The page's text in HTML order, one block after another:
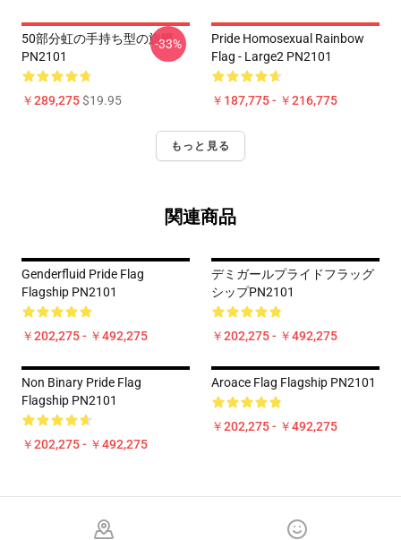
50部分虹の手持ち型の旗艦
PN2101
￥289,275$19.95
-33%
Pride Homosexual Rainbow
Flag - Large2 PN2101
￥187,775 - ￥216,775
もっと見る
関連商品
Genderfluid Pride Flag
Flagship PN2101
￥202,275 - ￥492,275
デミガールプライドフラッグ
シップPN2101
￥202,275 - ￥492,275
Non Binary Pride Flag
Flagship PN2101
￥202,275 - ￥492,275
Aroace Flag Flagship PN2101
￥202,275 - ￥492,275